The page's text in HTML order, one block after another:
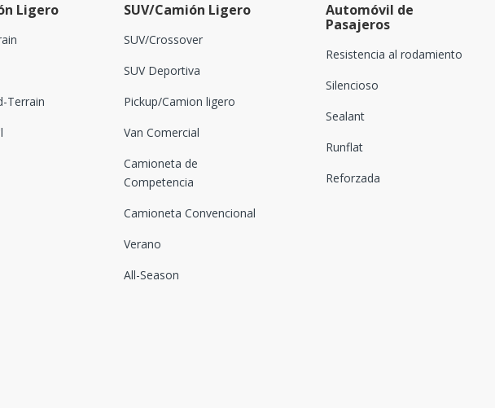
Ligero
Terrain
SUV/Camión Ligero
SUV/Crossover
SUV Deportiva
Pickup/Camion ligero
Van Comercial
Camioneta de
Competencia
Camioneta Convencional
Verano
All-Season
Automóvil de
Pasajeros
Resistencia al rodamiento
Silencioso
Sealant
Runflat
Reforzada